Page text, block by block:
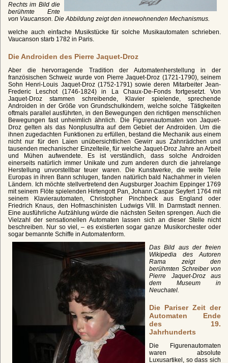
Rechts im Bild die
berühmte Ente
von Vaucanson. Die Abbildung zeigt den innewohnenden Mechanismus.
welche auch einfache Musikstücke für solche Musikautomaten schrieben.
Vaucanson starb 1782 in Paris.
Die Androiden des Pierre Jaquet-Droz
Aber die hervorragende Tradition der Automatenherstellung in der
französischen Schweiz wurde von Pierre Jaquet-Droz (1721-1790), seinem
Sohn Henri-Louis Jaquet-Droz (1752-1791) sowie deren Mitarbeiter Jean-
Frederic Leschot (1746-1824) in La Chaux-De-Fonds fortgesetzt. Von
Jaquet-Droz stammen schreibende, Klavier spielende, sprechende
Androiden in der Größe von Grundschulkindern, welche solche Tätigkeiten
oftmals parallel ausführten, in den Bewegungen den richtigen menschlichen
Bewegungen fast unheimlich ähnlich. Die Figurenautomaten von Jaquet-
Droz gelten als das Nonplusultra auf dem Gebiet der Androiden. Um die
ihnen zugedachten Funktionen zu erfüllen, bestand die Mechanik aus einem
nicht nur für den Laien unübersichtlichen Gewirr aus Zahnrädchen und
tausenden mechanischer Einzelteile, für welche Jaquet-Droz Jahre an Arbeit
und Mühen aufwendete. Es ist verständlich, dass solche Androiden
einerseits natürlich immer Unikate und zum anderen durch die jahrelange
Herstellung unvorstellbar teuer waren. Die Kunstwerke, die weite Teile
Europas in ihren Bann schlugen, fanden natürlich bald Nachahmer in vielen
Ländern. Ich möchte stellvertretend den Augsburger Joachim Eppinger 1769
mit seinem Flöte spielenden Hirtengott Pan, Johann Caspar Seyfert 1764 mit
seinem Klavierautomaten, Christopher Pinchbeck aus England oder
Friedrich Knaus, den Hofmaschinisten Ludwigs VIII. In Darmstadt nennen.
Eine ausführliche Aufzählung würde die nächsten Seiten sprengen. Auch die
Vielzahl der sensationellen Automaten lassen sich an dieser Stelle nicht
beschreiben. Nur so viel, – es existierten sogar ganze Musikorchester oder
sogar bemannte Schiffe in Automatenform.
Das Bild aus der freien
Wikipedia des Autoren
Rama zeigt den
berühmten Schreiber von
Pierre Jaquet-Droz aus
dem Museum in
Neuchatel.
Die Pariser Zeit der
Automaten Ende
des 19.
Jahrhunderts
Die Figurenautomaten
waren absolute
Luxusartikel, so dass sich